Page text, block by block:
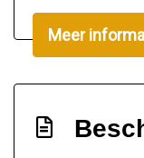
Elektrische
Lederen
Meer